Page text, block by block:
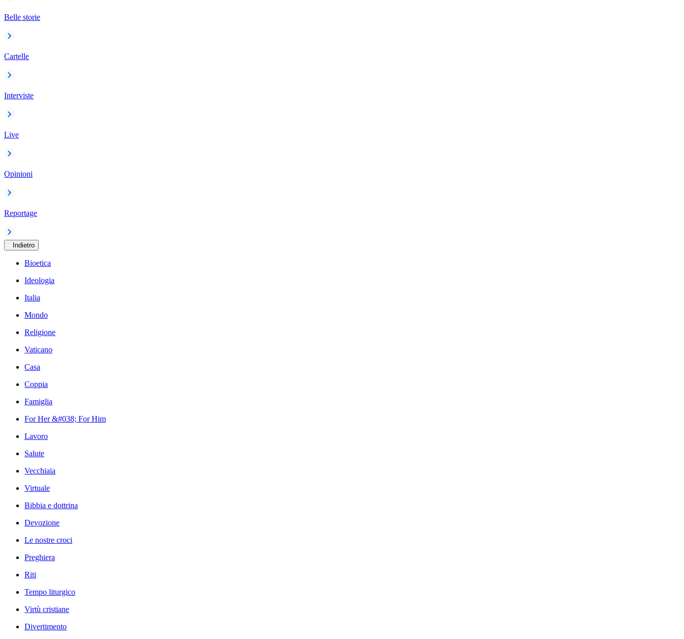
Belle storie
Cartelle
Interviste
Live
Opinioni
Reportage
Indietro
Bioetica
Ideologia
Italia
Mondo
Religione
Vaticano
Casa
Coppia
Famiglia
For Her &#038; For Him
Lavoro
Salute
Vecchiaia
Virtuale
Bibbia e dottrina
Devozione
Le nostre croci
Preghiera
Riti
Tempo liturgico
Virtù cristiane
Divertimento